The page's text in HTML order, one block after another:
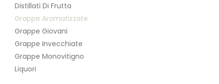
Distillati Di Frutta
Grappe Aromatizzate
Grappe Giovani
Grappe Invecchiate
Grappe Monovitigno
Liquori